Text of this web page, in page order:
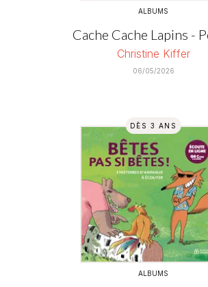
ALBUMS
Cache Cache Lapins -
Christine Kiffer
06/05/2026
DÈS 3 ANS
ALBUMS